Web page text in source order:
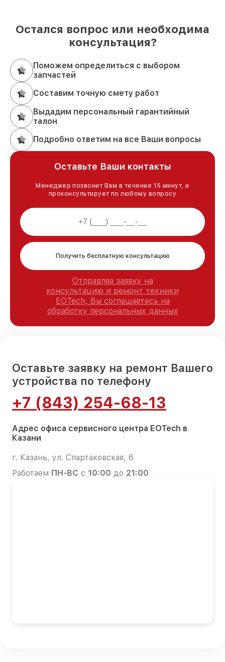
Остался вопрос или необходима
консультация?
Поможем определиться с выбором
запчастей
Составим точную смету работ
Выдадим персональный гарантийный
талон
Подробно ответим на все Ваши вопросы
Оставьте Ваши контакты
Менеджер позвонит Вам в течение 15 минут, и
проконсультирует по любому вопросу
Получить бесплатную консультацию
Отправляя заявку на
консультацию и ремонт техники
EOTech, Вы соглашаетесь на
обработку персональных данных
Оставьте заявку на ремонт Вашего
устройства по телефону
+7 (843) 254-68-13
Адрес офиса сервисного центра EOTech в
Казани
г. Казань, ул. Спартаковская, 6
Работаем ПН-ВС с 10:00 до 21:00